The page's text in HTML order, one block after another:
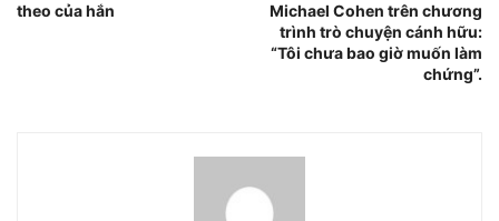
theo của hắn
Michael Cohen trên chương
trình trò chuyện cánh hữu:
“Tôi chưa bao giờ muốn làm
chứng”.